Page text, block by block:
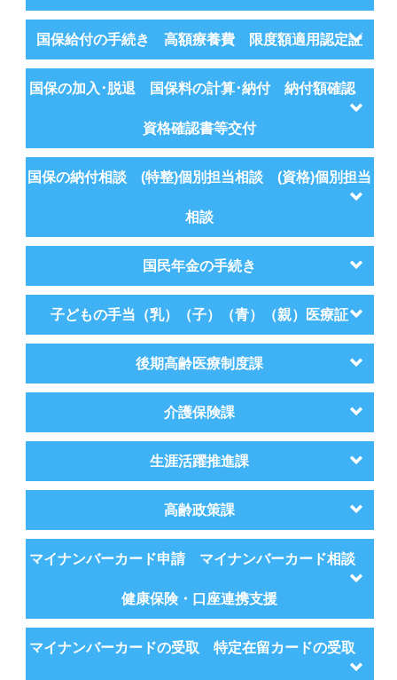
国保給付の手続き 高額療養費 限度額適用認定証
国保の加入･脱退 国保料の計算･納付 納付額確認
資格確認書等交付
国保の納付相談 (特整)個別担当相談 (資格)個別担当
相談
国民年金の手続き
子どもの手当（乳）（子）（青）（親）医療証
後期高齢医療制度課
介護保険課
生涯活躍推進課
高齢政策課
マイナンバーカード申請 マイナンバーカード相談
健康保険・口座連携支援
マイナンバーカードの受取 特定在留カードの受取